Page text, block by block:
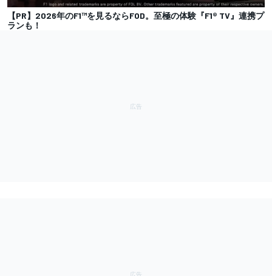
【PR】2026年のF1™を見るならFOD。至極の体験『F1® TV』連携プ
ランも！